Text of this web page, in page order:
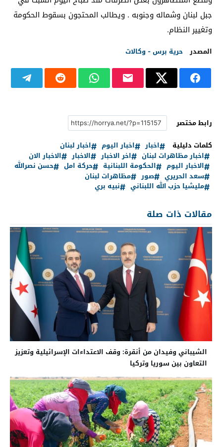
جبل لبنان وشماله وجنوبه . ويطالب المحتجون بسقوط الحكومة
وتغيير النظام.
المصدر حرية برس - وكالات
رابط مختصر
كلمات دليلية
اخبار اخبار اليوم
اخبار لبنان
اخبار مظاهرات لبنان
اخر الاخبار الاخبار
الاخبار الان
الاخبار اليوم
الحكومة اللبنانية حركة امل
حسن نصرالله
سعد الحريري
صور
مظاهرات لبنان
مليشيا حزب الله اللبناني
نبيه بري
مقالات ذات صلة
الشيباني وفيدان من أنقرة: وقف الاعتداءات الإسرائيلية وتعزيز
التعاون بين سوريا وتركيا